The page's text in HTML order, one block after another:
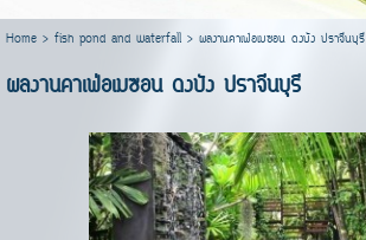
Home> fish pond and waterfall> ผลงานคาเฟ่อเมซอน ดงบัง ปราจีนบุรี
ผลงานคาเฟ่อเมซอน ดงบัง ปราจีนบุรี